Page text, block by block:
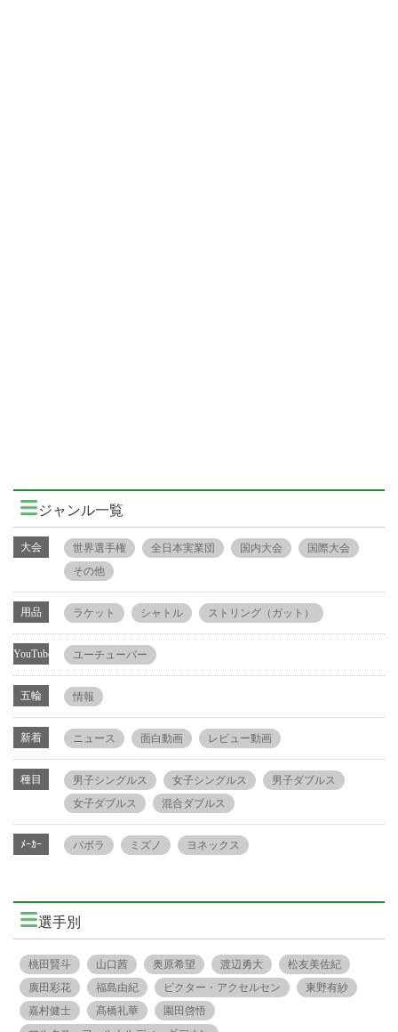
ジャンル一覧
大会 世界選手権 全日本実業団 国内大会
国際大会
その他
用品 ラケット シャトル ストリング（ガット）
YouTube ユーチューバー
五輪 情報
新着 ニュース 面白動画 レビュー動画
種目 男子シングルス 女子シングルス
男子ダブルス
女子ダブルス
混合ダブルス
ﾒｰｶｰ バボラ ミズノ ヨネックス
選手別
桃田賢斗 山口茜 奥原希望 渡辺勇大
松友美佐紀
廣田彩花
福島由紀 ビクター・アクセルセン
東野有紗
嘉村健士
髙橋礼華
園田啓悟